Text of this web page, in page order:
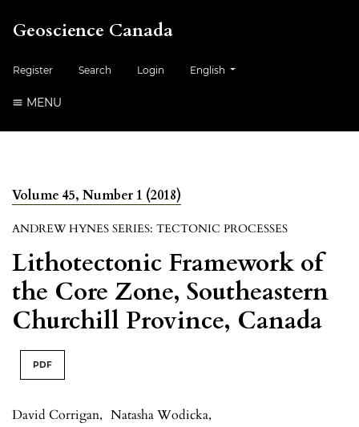
Geoscience Canada
Register Search Login English
MENU
Volume 45, Number 1 (2018)
ANDREW HYNES SERIES: TECTONIC PROCESSES
Lithotectonic Framework of
the Core Zone, Southeastern
Churchill Province, Canada
PDF
David Corrigan, Natasha Wodicka,